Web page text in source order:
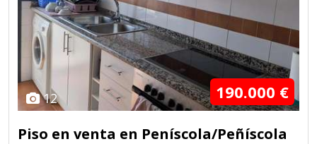
12 190.000 €
Piso en venta en Peníscola/Peñíscola